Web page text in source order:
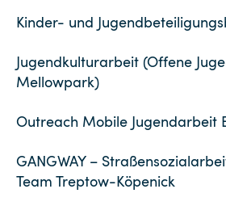
Kinder- und
Jugendkulturarbeit (Offene
Mellowpark)
Outreach Mobile Jugendarbeit
GANGWAY –
Team Treptow-Köpenick